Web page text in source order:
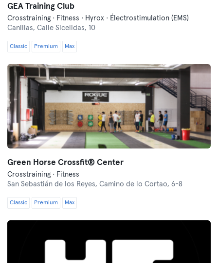
GEA Training Club
Crosstraining · Fitness · Hyrox · Électrostimulation (EMS)
Canillas, Calle Sicelidas, 10
Classic Premium Max
Green Horse Crossfit® Center
Crosstraining · Fitness
San Sebastián de los Reyes, Camino de lo Cortao, 6-8
Classic Premium Max